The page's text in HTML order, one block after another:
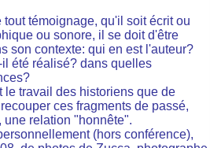
tout témoignage, qu'il soit écrit ou
ou sonore, il se doit d'être
son contexte: qui en est l'auteur?
été réalisé? dans quelles
le travail des historiens que de
ces fragments de passé,
relation "honnête".
(hors conférence),